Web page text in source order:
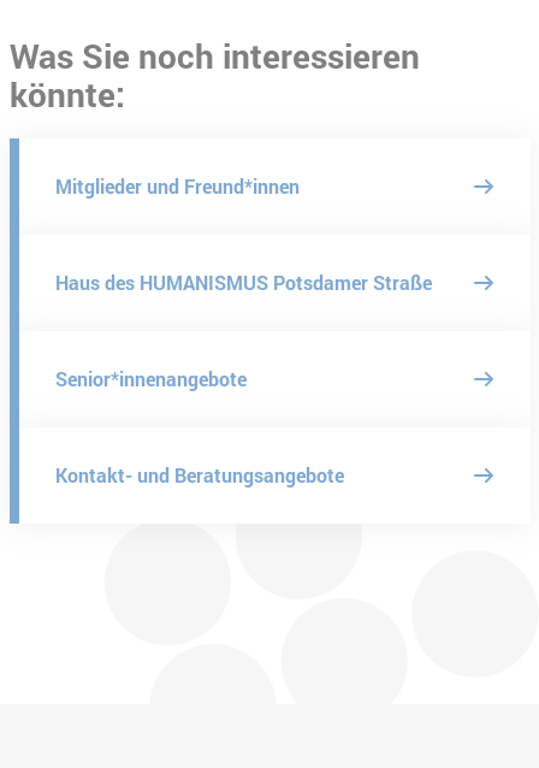
Was Sie noch interessieren
könnte:
Mitglieder und Freund*innen
Haus des HUMANISMUS Potsdamer Straße
Senior*innenangebote
Kontakt- und Beratungsangebote